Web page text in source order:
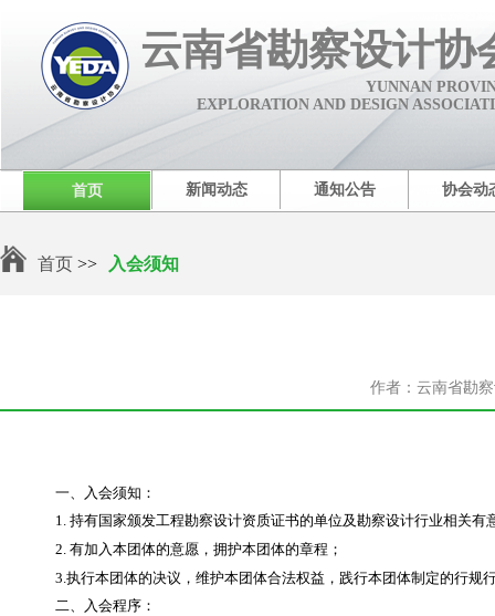
云南省勘察设计协
YUNNAN
EXPLORATION AND DESIGN
首页 新闻动态 通知公告 协会动
首页 >> 入会须知
作者：云南省勘
一、入会须知：
1. 持有国家颁发工程勘察设计资质证书的单位及勘察设计行业相关
2. 有加入本团体的意愿，拥护本团体的章程；
3.执行本团体的决议，维护本团体合法权益，践行本团体制定的行规
二、入会程序：